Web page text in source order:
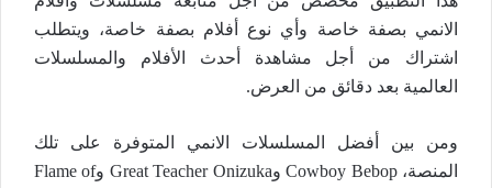
الانمي بصفة خاصة وأي نوع أفلام بصفة خاصة، ويتطلب
اشتراك من أجل مشاهدة أحدث الأفلام والمسلسلات
العالمية بعد دقائق من العرض.
ومن بين أفضل المسلسلات الانمي المتوفرة على تلك
المنصة، Cowboy Bebop وGreat Teacher Onizuka وFlame of